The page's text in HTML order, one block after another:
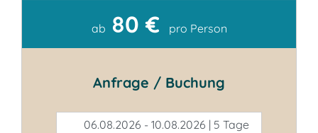
Kontakt
ab 80 € pro Person
Anfrage / Buchung
06.08.2026 - 10.08.2026 | 5 Tage